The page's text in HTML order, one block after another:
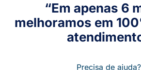
“Em apenas 6
melhoramos em
Precisa de ajuda?